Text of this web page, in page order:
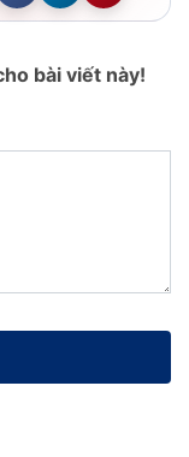
bài viết này!